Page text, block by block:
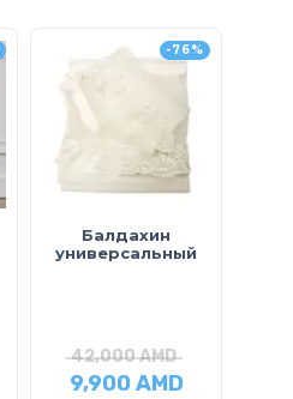
-76%
Балдахин
универсальный
42,000AMD
9,900AMD